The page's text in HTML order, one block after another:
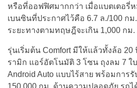
หรือที่ออฟฟิศมากกว่า เมื่อแบตเตอรี่
เบนซินที่ประกาศไว้คือ 6.7 ล./100 ก
ระยะทางตามทฤษฎีจะเกิน 1,000 กม.
รุ่นเริ่มต้น Comfort มีให้แล้วทั้งล้อ
รามิก แอร์อัตโนมัติ 3 โซน ถุงลม 7 ใ
Android Auto แบบไร้สาย พร้อมการ